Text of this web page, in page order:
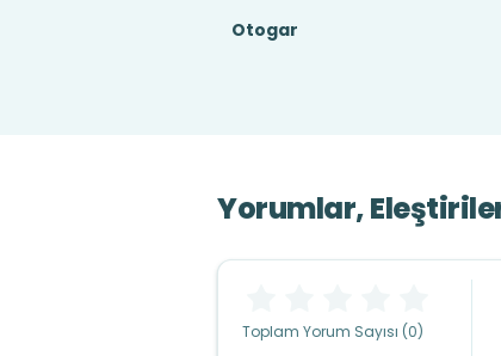
Otogar
Yorumlar,
Toplam Yorum Sayısı (0)